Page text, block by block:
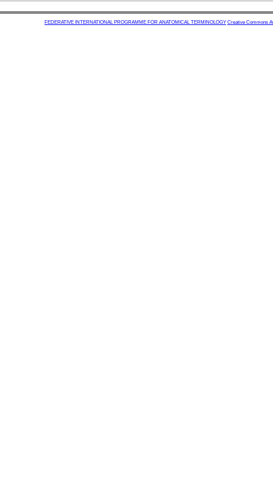
FEDERATIVE INTERNATIONAL PROGRAMME FOR ANATOMICAL TERMINOLOGY Creative Commons